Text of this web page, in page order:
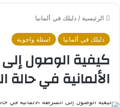
الرئيسية / دليلك في ألمانيا
دليلك في ألمانيا اسئلة واجوبة
كيفية الوصول
الألمانية في حالة